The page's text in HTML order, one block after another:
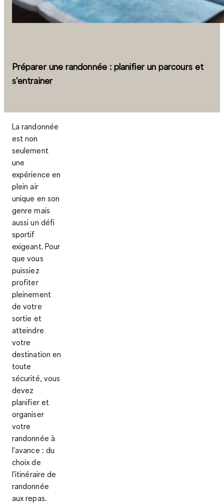
Préparer une randonnée : planifier un parcours et
s'entrainer
La randonnée
est non
seulement
une
expérience en
plein air
unique en son
genre mais
aussi un défi
sportif
exigeant. Pour
que vous
puissiez
profiter
pleinement
de votre
sortie et
atteindre
votre
destination en
toute
sécurité, vous
devez
planifier et
organiser
votre
randonnée à
l'avance : du
choix de
l'itinéraire de
randonnée
aux repas.